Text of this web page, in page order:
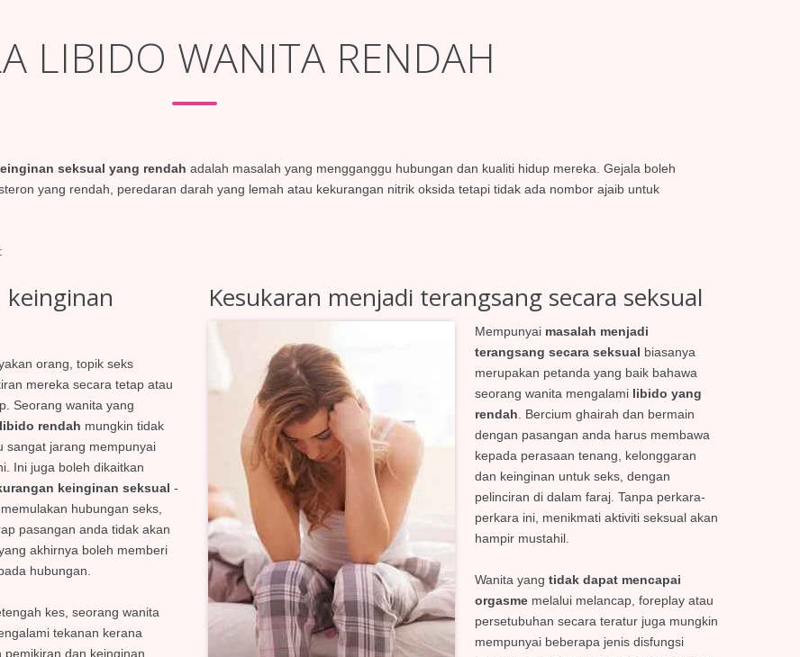
LIBIDO WANITA RENDAH
seksual yang rendah adalah masalah yang mengganggu hubungan dan kualiti hidup mereka. Gejala boleh
yang rendah, peredaran darah yang lemah atau kekurangan nitrik oksida tetapi tidak ada nombor ajaib untuk
keinginan
orang, topik seks
mereka secara tetap atau
Seorang wanita yang
rendah mungkin tidak
sangat jarang mempunyai
Ini juga boleh dikaitkan
keinginan seksual -
hubungan seks,
pasangan anda tidak akan
akhirnya boleh memberi
hubungan.
kes, seorang wanita
tekanan kerana
pemikiran dan keinginan
Kesukaran menjadi terangsang secara seksual
Mempunyai masalah menjadi
terangsang secara seksual biasanya
merupakan petanda yang baik bahawa
seorang wanita mengalami libido yang
rendah . Bercium ghairah dan bermain
dengan pasangan anda harus membawa
kepada perasaan tenang, kelonggaran
dan keinginan untuk seks, dengan
pelinciran di dalam faraj. Tanpa perkara-
perkara ini, menikmati aktiviti seksual akan
hampir mustahil.
Wanita yangtidak dapat mencapai
orgasme melalui melancap, foreplay atau
persetubuhan secara teratur juga mungkin
mempunyai beberapa jenis disfungsi